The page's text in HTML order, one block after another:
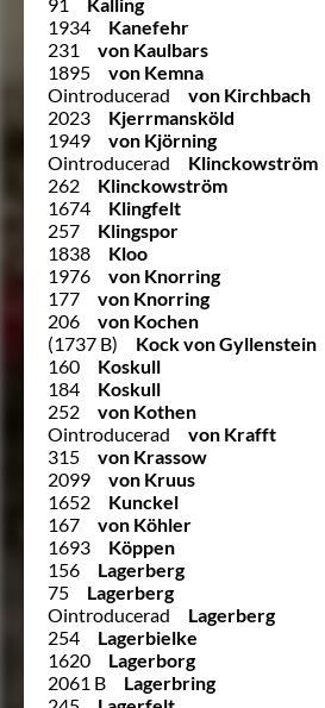
1934
Kanefehr
231
von Kaulbars
1895
von Kemna
Ointroducerad
von Kirchbach
2023
Kjerrmansköld
1949
von Kjörning
Ointroducerad
Klinckowström
262
Klinckowström
1674
Klingfelt
257
Klingspor
1838
Kloo
1976
von Knorring
177
von Knorring
206
von Kochen
(1737 B)
Kock von Gyllenstein
160
Koskull
184
Koskull
252
von Kothen
Ointroducerad
von Krafft
315
von Krassow
2099
von Kruus
1652
Kunckel
167
von Köhler
1693
Köppen
156
Lagerberg
75
Lagerberg
Ointroducerad
Lagerberg
254
Lagerbielke
1620
Lagerborg
2061 B
Lagerbring